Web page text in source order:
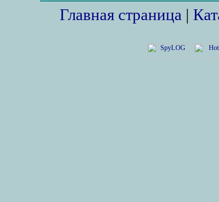
Главная страница |